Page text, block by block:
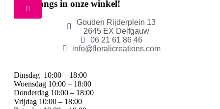
Kom langs in onze winkel!
Gouden Rijderplein 13
2645 EX Delfgauw
06 21 61 86 46
info@floralicreations.com
Dinsdag 10:00 – 18:00
Woensdag 10:00 – 18:00
Donderdag 10:00 – 18:00
Vrijdag 10:00 – 18:00